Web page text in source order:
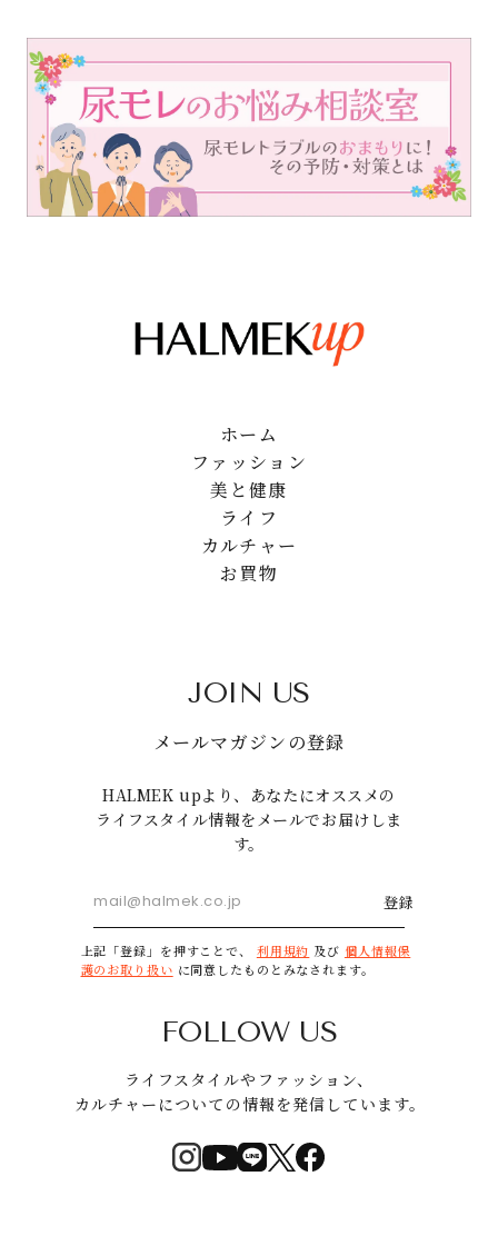
ホーム
ファッション
美と健康
ライフ
カルチャー
お買物
JOIN US
メールマガジンの登録
HALMEK upより、あなたにオススメの
ライフスタイル情報をメールでお届けしま
す。
登録
上記「登録」を押すことで、 利用規約 及び 個人情報保
護のお取り扱い に同意したものとみなされます。
FOLLOW US
ライフスタイルやファッション、
カルチャーについての情報を発信しています。